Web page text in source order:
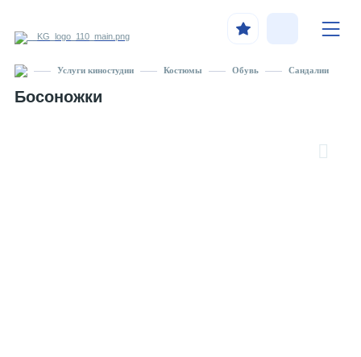
Услуги киностудии Костюмы Обувь Сандалии
Босоножки